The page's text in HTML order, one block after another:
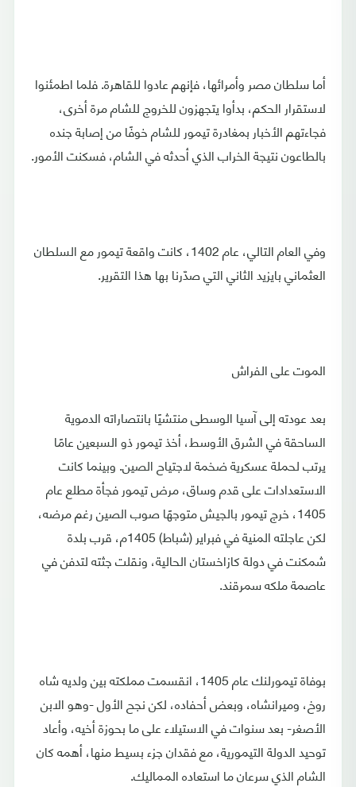
أما سلطان مصر وأمرائها، فإنهم عادوا للقاهرة. فلما اطمئنوا
لاستقرار الحكم، بدأوا يتجهزون للخروج للشام مرة أخرى،
فجاءتهم الأخبار بمغادرة تيمور للشام خوفًا من إصابة جنده
بالطاعون نتيجة الخراب الذي أحدثه في الشام، فسكنت الأمور.
وفي العام التالي، عام 1402، كانت واقعة تيمور مع السلطان
العثماني بايزيد الثاني التي صدّرنا بها هذا التقرير.
الموت على الفراش
بعد عودته إلى آسيا الوسطى منتشيًا بانتصاراته الدموية
الساحقة في الشرق الأوسط، أخذ تيمور ذو السبعين عامًا
يرتب لحملة عسكرية ضخمة لاجتياح الصين. وبينما كانت
الاستعدادات على قدم وساق، مرض تيمور فجأة مطلع عام
1405، خرج تيمور بالجيش متوجهًا صوب الصين رغم مرضه،
لكن عاجلته المنية في فبراير (شباط) 1405م، قرب بلدة
شمكنت في دولة كازاخستان الحالية، ونقلت جثته لتدفن في
عاصمة ملكه سمرقند.
بوفاة تيمورلنك عام 1405، انقسمت مملكته بين ولديه شاه
روخ، وميرانشاه، وبعض أحفاده، لكن نجح الأول -وهو الابن
الأصغر- بعد سنوات في الاستيلاء على ما بحوزة أخيه، وأعاد
توحيد الدولة التيمورية، مع فقدان جزء بسيط منها، أهمه كان
الشام الذي سرعان ما استعاده المماليك.